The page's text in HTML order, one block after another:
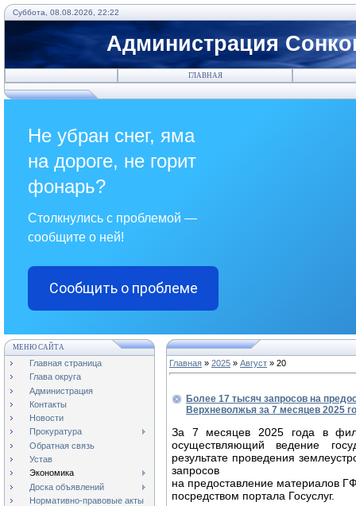
Суббота, 08.08.2026, 22:22
Администрация
ГЛАВНАЯ
Не убран снег, яма
на дороге, не горит
фонарь?
Столкнулись с проблемой —
сообщите о ней!
Сообщить о проблеме
МЕНЮ САЙТА
Главная страница
Глава округа
Администрация
Контакты
Новости
Прокуратура
Обратная связь
Устав
Экономика
Доска объявлений
Нормативно-правовые акты
Главная » 2025 » Август » 20
Более 17 тысяч запросов на
Верхневолжья за 7 месяцев 2025
За 7 месяцев 2025 года в
осуществляющий ведение
результате проведения
запросов
на предоставление материалов
посредством портала Госуслуг.